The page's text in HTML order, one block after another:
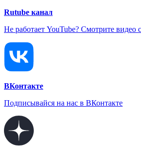
Rutube канал
Не работает YouTube? Смотрите видео
ВКонтакте
Подписывайся на нас в ВКонтакте